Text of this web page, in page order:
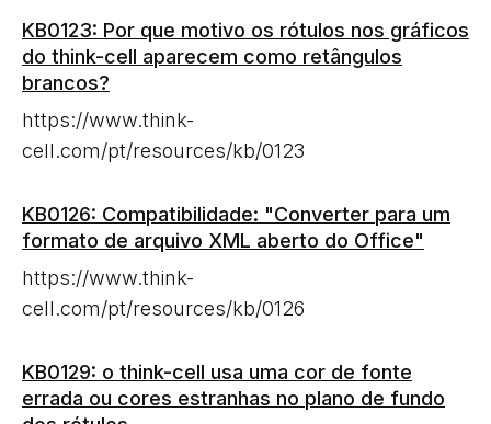
KB0123: Por que motivo os rótulos nos gráficos
do think-cell aparecem como retângulos
brancos?
https://www.think-
cell.com/pt/resources/kb/0123
KB0126: Compatibilidade: "Converter para um
formato de arquivo XML aberto do Office"
https://www.think-
cell.com/pt/resources/kb/0126
KB0129: o think-cell usa uma cor de fonte
errada ou cores estranhas no plano de fundo